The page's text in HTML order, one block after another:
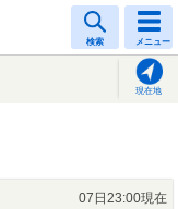
検索 メニュー
現在地
07日23:00現在